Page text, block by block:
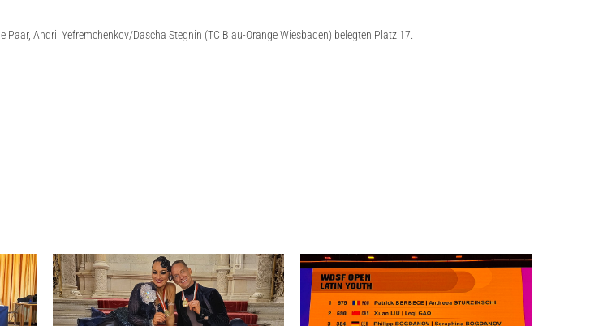
Andrii Yefremchenkov/Dascha Stegnin (TC Blau-Orange Wiesbaden) belegten Platz 17.